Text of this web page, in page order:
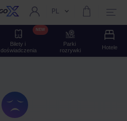
Aktualny język:
PL
Bilety i
doświadczenia
NEW
Parki
rozrywki
Hotele